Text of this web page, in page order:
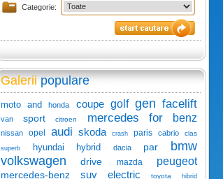
Categorie:
Galeriipopulare
moto and honda coupe golf gen facelift
van sport citroen mercedes for benz
nissan opel audi skoda crash paris cabrio clas
superb hyundai hybrid dacia par
bmw
volkswagen
drive mazda peugeot
mercedes-benz suv electric toyota hibrid